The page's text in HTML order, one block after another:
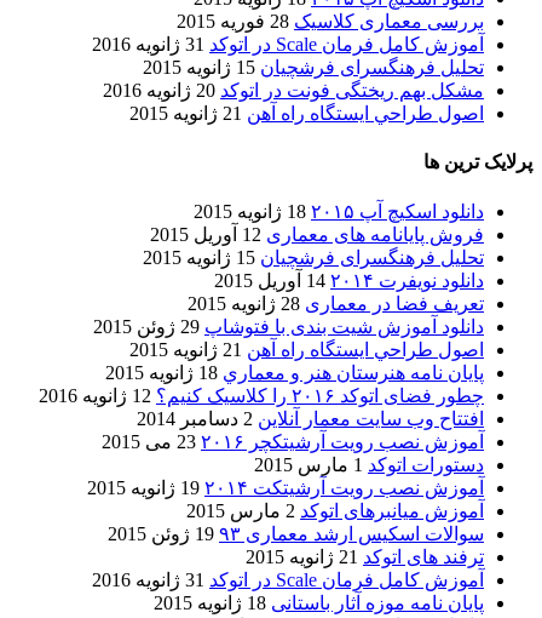
بررسی معماری کلاسیک 28 فوریه 2015
آموزش کامل فرمان Scale در اتوکد
31 ژانویه 2016
تحلیل فرهنگسرای فرشچیان 15 ژانویه 2015
مشکل بهم ریختگی فونت در اتوکد 20 ژانویه 2016
اصول طراحي ایستگاه راه آهن 21 ژانویه 2015
پرلایک ترین ها
دانلود اسکیچ آپ ۲۰۱۵
18 ژانویه 2015
فروش پایانامه های معماری 12 آوریل 2015
تحلیل فرهنگسرای فرشچیان 15 ژانویه 2015
دانلود نویفرت ۲۰۱۴
14 آوریل 2015
تعریف فضا در معماری 28 ژانویه 2015
دانلود آموزش شیت بندی با فتوشاپ 29 ژوئن 2015
اصول طراحي ایستگاه راه آهن 21 ژانویه 2015
پایان نامه هنرستان هنر و معماري 18 ژانویه 2015
چطور فضای اتوکد ۲۰۱۶ را کلاسیک کنیم؟
12 ژانویه 2016
افتتاح وب سایت معمار آنلاین 2 دسامبر 2014
آموزش نصب رویت آرشیتکچر ۲۰۱۶
23 می 2015
دستورات اتوکد 1 مارس 2015
آموزش نصب رویت آرشیتکت ۲۰۱۴
19 ژانویه 2015
آموزش میانبرهای اتوکد 2 مارس 2015
سوالات اسکیس ارشد معماری ۹۳
19 ژوئن 2015
ترفند های اتوکد 21 ژانویه 2015
آموزش کامل فرمان Scale در اتوکد
31 ژانویه 2016
پایان نامه موزه آثار باستانی 18 ژانویه 2015